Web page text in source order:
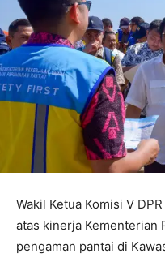
Wakil Ketua Komisi V
atas kinerja Kementerian
pengaman pantai di